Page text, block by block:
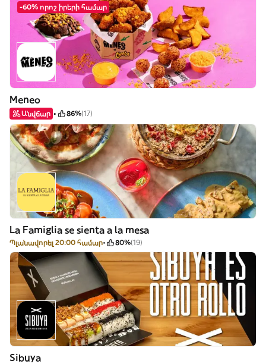
-60% որոշ իրերի համար
Meneo
Անվճար 86%(17)
La Famiglia se sienta a la mesa
Պլանավորել 20:00 համար 80%(19)
Sibuya